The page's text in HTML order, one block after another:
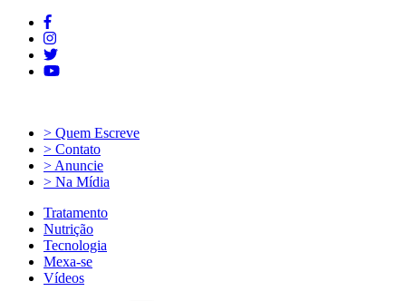
> Quem Escreve
> Contato
> Anuncie
> Na Mídia
Tratamento
Nutrição
Tecnologia
Mexa-se
Vídeos